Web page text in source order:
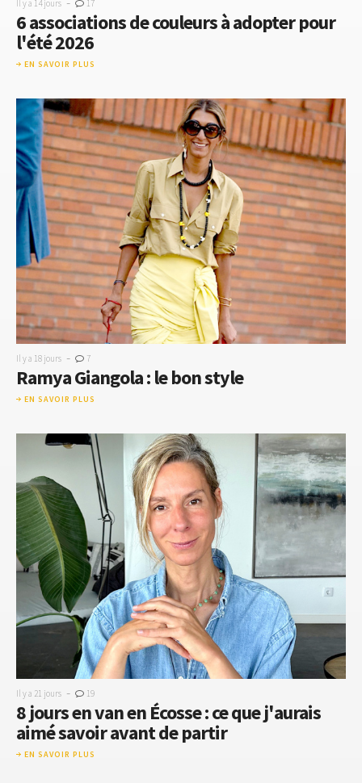
Il y a 14 jours 17
6 associations de couleurs à adopter pour
l'été 2026
EN SAVOIR PLUS
Il y a 18 jours - 7
Ramya Giangola : le bon style
EN SAVOIR PLUS
Il y a 21 jours - 19
8 jours en van en Écosse : ce que j'aurais
aimé savoir avant de partir
EN SAVOIR PLUS